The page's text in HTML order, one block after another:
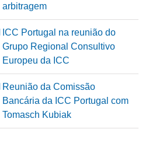
arbitragem
ICC Portugal na reunião do
Grupo Regional Consultivo
Europeu da ICC
Reunião da Comissão
Bancária da ICC Portugal com
Tomasch Kubiak